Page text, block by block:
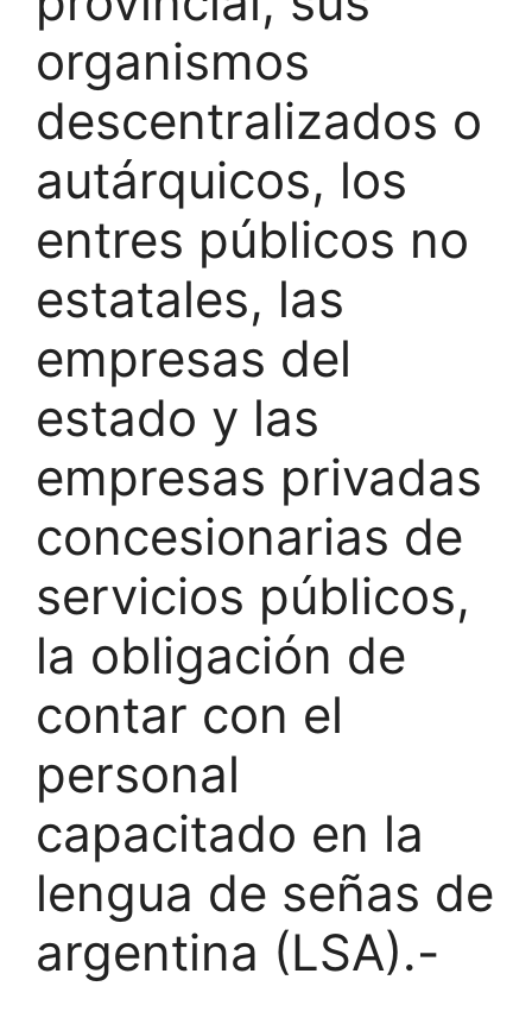
organismos
descentralizados o
autárquicos, los
entres públicos no
estatales, las
empresas del
estado y las
empresas privadas
concesionarias de
servicios públicos,
la obligación de
contar con el
personal
capacitado en la
lengua de señas de
argentina (LSA).-